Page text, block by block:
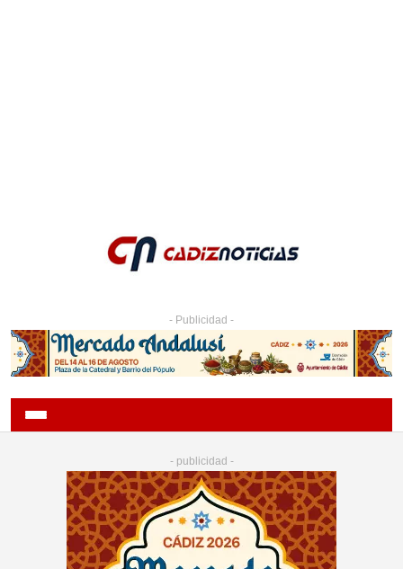
- Publicidad -
- publicidad -